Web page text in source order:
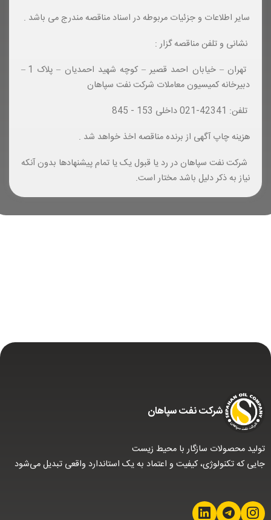
سایر اطلاعات و جزئیات مربوطه در اسناد مناقصه مندرج می باشد .
نشانی و تلفن مناقصه گزار :
تهران – خیابان احمد قصیر – کوچه شهید احمدیان – پلاک 1 –
دبیرخانه کمیسیون معاملات شرکت نفت سپاهان
تلفن: 42341-021 داخلی 153 - 845
هزینه چاپ آگهی از برنده مناقصه اخذ خواهد شد .
شرکت نفت سپاهان در رد یا قبول یک یا تمام پیشنهادها بدون آنکه
نیاز به ذکر دلیل باشد مختار است.
شركت نفت سپاهان
تولید محصولات سازگار با محیط زیست
جایی که تکنولوژی، کیفیت و اعتماد به یک استاندارد واقعی تبدیل می‌شود